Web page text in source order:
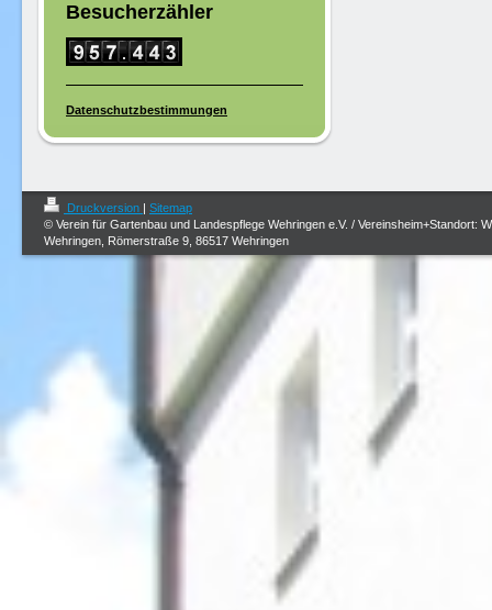
Besucherzähler
Datenschutzbestimmungen
Druckversion | Sitemap
© Verein für Gartenbau und Landespflege Wehringen e.V. / Vereinsheim+Standort:
Wehringen, Römerstraße 9, 86517 Wehringen